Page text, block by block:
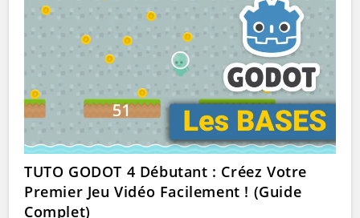
TUTO GODOT 4 Débutant : Créez Votre
Premier Jeu Vidéo Facilement ! (Guide
Complet)